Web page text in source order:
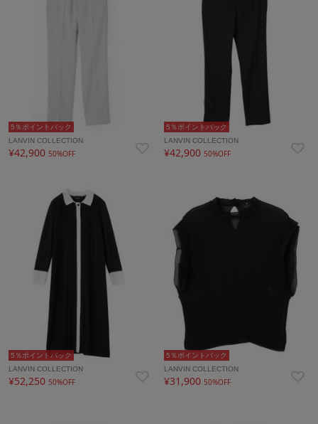
5％ポイントバック
LANVIN COLLECTION
¥42,900 50%OFF
5％ポイントバック
LANVIN COLLECTION
¥42,90050%OFF
5％ポイントバック
LANVIN COLLECTION
¥52,250 50%OFF
5％ポイントバック
LANVIN COLLECTION
¥31,90050%OFF